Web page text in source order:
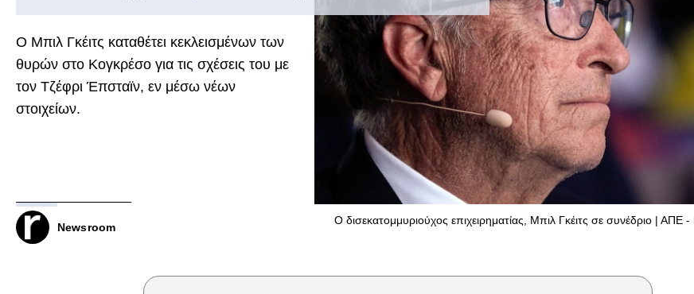
Ο Μπιλ Γκέιτς καταθέτει κεκλεισμένων των
θυρών στο Κογκρέσο για τις σχέσεις του με
τον Τζέφρι Έπσταϊν, εν μέσω νέων
στοιχείων.
Newsroom
Ο δισεκατομμυριούχος επιχειρηματίας, Μπιλ Γκέιτς σε συνέδριο |